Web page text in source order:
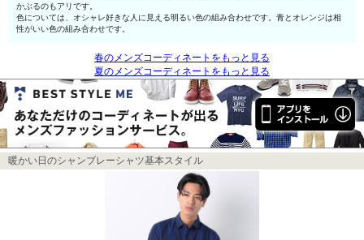
かぶるのもアリです。
色については、オシャレ好きな人に見える明るい色の組み合わせです。青とオレンジは相
性がいい色の組み合わせです。
春のメンズコーディネートをもっと見る
夏のメンズコーディネートをもっと見る
暖かい日のシャンブレーシャツ基本スタイル